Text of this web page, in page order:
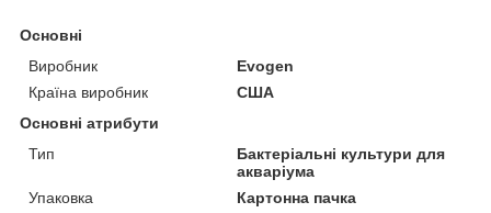
Основні
Виробник
Evogen
Країна виробник
США
Основні атрибути
Тип
Бактеріальні культури для
акваріума
Упаковка
Картонна пачка